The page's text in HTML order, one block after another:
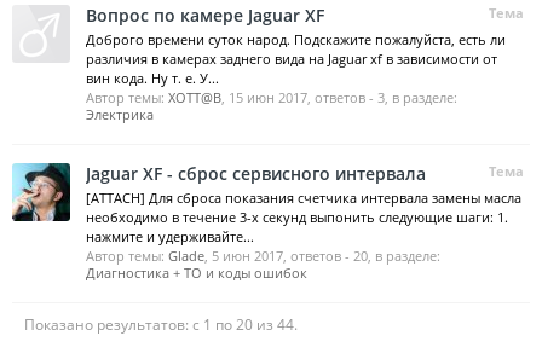
Тема
Вопрос по камере Jaguar XF
Доброго времени суток народ. Подскажите пожалуйста, есть ли
различия в камерах заднего вида на Jaguar xf в зависимости от
вин кода. Ну т. е. У...
Автор темы: XOTT@B, 15 июн 2017, ответов - 3, в разделе:
Электрика
Тема
Jaguar XF - cброс сервисного интервала
[ATTACH] Для сброса показания счетчика интервала замены масла
необходимо в течение 3-х секунд выпонить следующие шаги: 1.
нажмите и удерживайте...
Автор темы: Glade, 5 июн 2017, ответов - 20, в разделе:
Диагностика + ТО и коды ошибок
Показано результатов: с 1 по 20 из 44.